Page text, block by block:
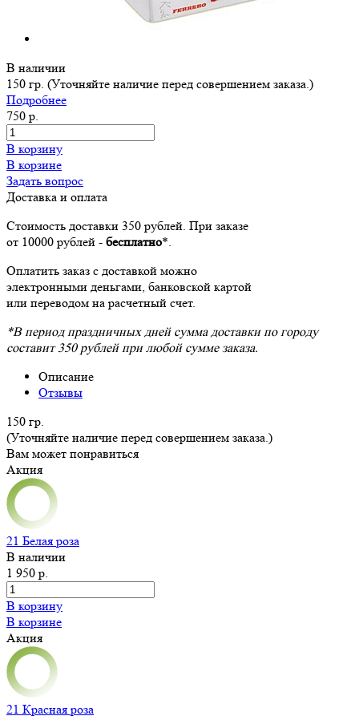
В наличии
150 гр. (Уточняйте наличие перед совершением заказа.)
Подробнее
750 р.
В корзину
В корзине
Задать вопрос
Доставка и оплата
Стоимость доставки 350 рублей. При заказе
от 10000 рублей - бесплатно*.
Оплатить заказ с доставкой можно
электронными деньгами, банковской картой
или переводом на расчетный счет.
*В период праздничных дней сумма доставки по городу
составит 350 рублей при любой сумме заказа.
Описание
Отзывы
150 гр.
(Уточняйте наличие перед совершением заказа.)
Вам может понравиться
Акция
21 Белая роза
В наличии
1 950 р.
В корзину
В корзине
Акция
21 Красная роза